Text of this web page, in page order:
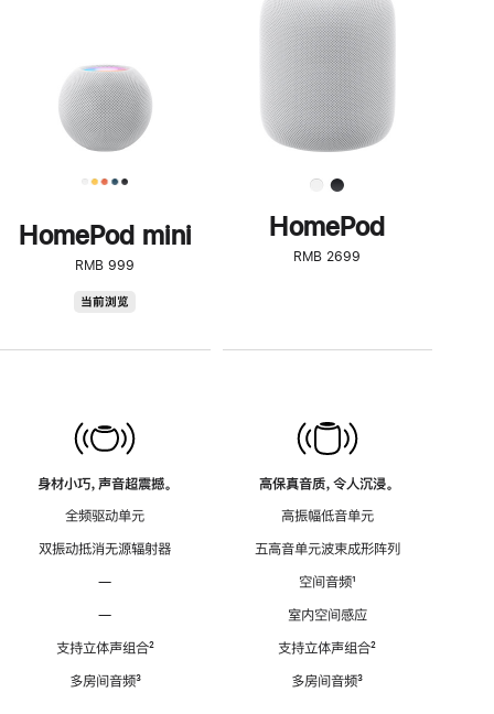
HomePod mini
RMB 999
当前浏览
身材小巧，声音超震撼。
全频驱动单元
双振动抵消无源辐射器
—
—
支持立体声组合脚
²
多房间音频脚
³
了
解
HomePod<
HomePod
RMB 2699
高保真音质，令人沉浸。
高振幅低音单元
五高音单元波束成形阵列
空间音频脚
¹
室内空间感应
支持立体声组合脚
²
多房间音频脚
³